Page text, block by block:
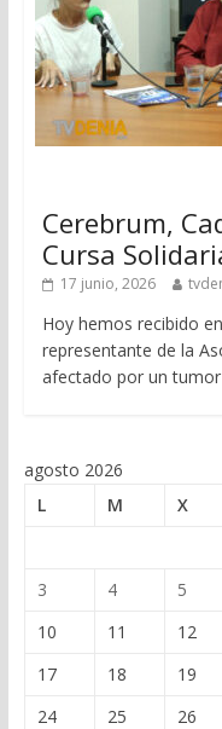
Cerebrum,
Cursa
17 junio, 2026
Hoy hemos recibido
representante de la
afectado por un tumor
agosto 2026
L
M X
3
4 5
10
11 12
17
18 19
24
25 26